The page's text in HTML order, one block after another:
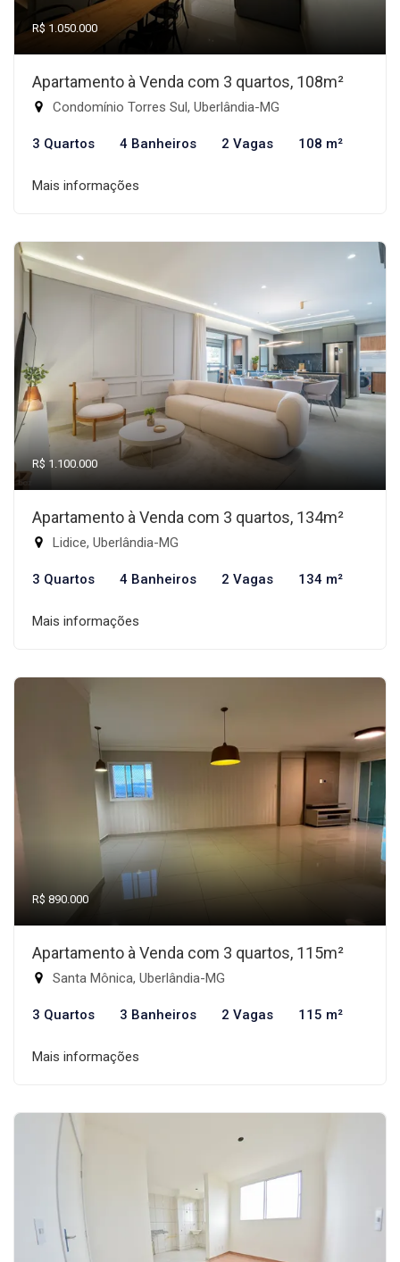
R$ 1.050.000
Apartamento à Venda com 3 quartos, 108m²
Condomínio Torres Sul, Uberlândia-MG
3 Quartos 4 Banheiros 2 Vagas 108 m²
Mais informações
R$ 1.100.000
Apartamento à Venda com 3 quartos, 134m²
Lidice, Uberlândia-MG
3 Quartos 4 Banheiros 2 Vagas 134 m²
Mais informações
R$ 890.000
Apartamento à Venda com 3 quartos, 115m²
Santa Mônica, Uberlândia-MG
3 Quartos 3 Banheiros 2 Vagas 115 m²
Mais informações